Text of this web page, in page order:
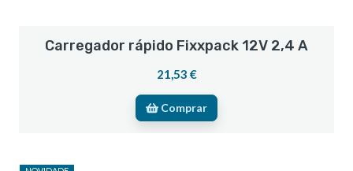
Carregador rápido Fixxpack 12V 2,4 A
21,53 €
Comprar